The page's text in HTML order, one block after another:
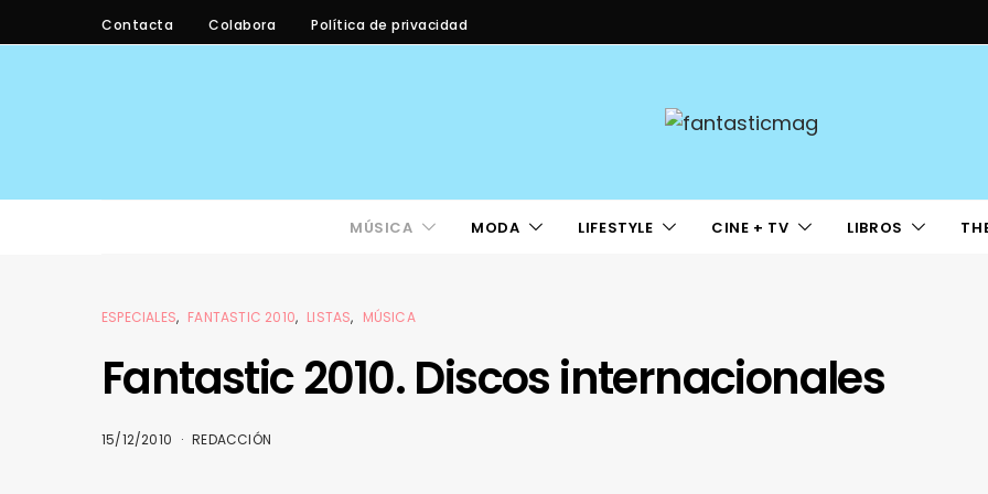
Contacta Colabora Política de privacidad
MÚSICA MODA LIFESTYLE CINE + TV LIBROS
ESPECIALES FANTASTIC 2010 LISTAS MÚSICA
Fantastic 2010. Discos internacionales
15/12/2010 REDACCIÓN